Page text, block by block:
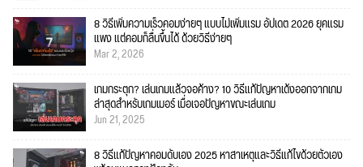
8 วิธีเพิ่มความเร็วคอมง่ายๆ แบบไม่เพิ่มแรม อัปเดต 2026 ยุคแรม
แพง แต่คอมก็ลื่นขึ้นได้ ด้วยวิธีง่ายๆ
Mar 2, 2026
เกมกระตุก? เล่นเกมแล้วจอค้าง? 10 วิธีแก้ปัญหาเด้งออกจากเกม
ล่าสุดสำหรับเกมเมอร์ เมื่อเจอปัญหาขณะเล่นเกม
Jun 21, 2025
8 วิธีแก้ปัญหาคอมดับเอง 2025 หาสาเหตุและวิธีแก้ไขด้วยตัวเอง